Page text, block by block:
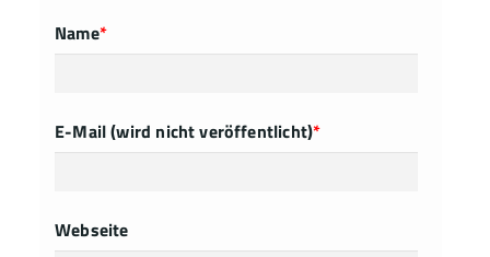
Name*
E-Mail (wird nicht veröffentlicht)*
Webseite